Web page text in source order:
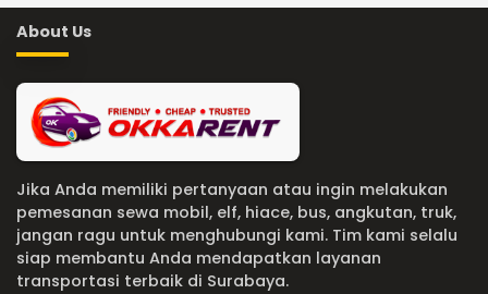
About Us
Jika Anda memiliki pertanyaan atau ingin melakukan
pemesanan sewa mobil, elf, hiace, bus, angkutan, truk,
jangan ragu untuk menghubungi kami. Tim kami selalu
siap membantu Anda mendapatkan layanan
transportasi terbaik di Surabaya.